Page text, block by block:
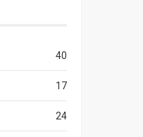
40
17
24